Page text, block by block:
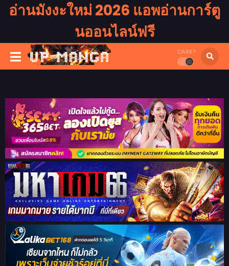
อ่านมังงะใหม่ 2026 แอพอ่านการ์ตู
นออนไลน์ฟรี
DARK?